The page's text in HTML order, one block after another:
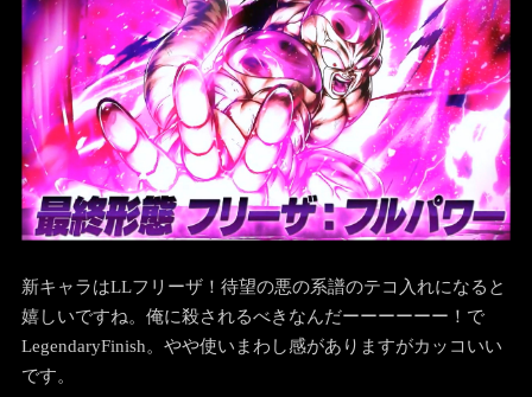
新キャラはLLフリーザ！待望の悪の系譜のテコ入れになると
嬉しいですね。俺に殺されるべきなんだーーーーーー！で
LegendaryFinish。やや使いまわし感がありますがカッコいい
です。